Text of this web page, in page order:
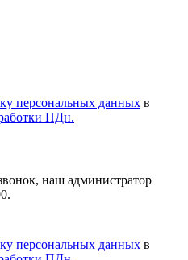
персональных данных в
ПДн.
наш администратор
персональных данных в